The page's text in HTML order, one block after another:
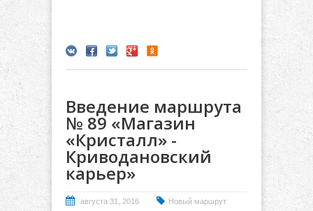
Введение маршрута
№ 89 «Магазин
«Кристалл» -
Криводановский
карьер»
августа 31, 2016
Новый маршрут